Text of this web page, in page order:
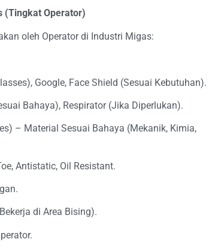
(Tingkat Operator)
oleh Operator di Industri Migas:
Google, Face Shield (Sesuai Kebutuhan).
Bahaya), Respirator (Jika Diperlukan).
– Material Sesuai Bahaya (Mekanik, Kimia,
Antistatic, Oil Resistant.
di Area Bising).